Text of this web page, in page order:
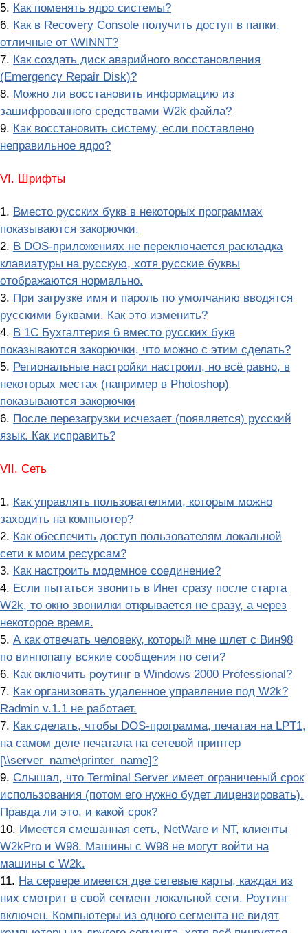
5. Как поменять ядро системы?
6. Как в Recovery Console получить доступ в папки,
отличные от \WINNT?
7. Как создать диск аварийного восстановления
(Emergency Repair Disk)?
8. Можно ли восстановить информацию из
зашифрованного средствами W2k файла?
9. Как восстановить систему, если поставлено
неправильное ядро?
VI. Шрифты
1. Вместо русских букв в некоторых программах
показываются закорючки.
2. В DOS-приложениях не переключается раскладка
клавиатуры на русскую, хотя русские буквы
отображаются нормально.
3. При загрузке имя и пароль по умолчанию вводятся
русскими буквами. Как это изменить?
4. В 1С Бухгалтерия 6 вместо русских букв
показываются закорючки, что можно с этим сделать?
5. Региональные настройки настроил, но всё равно, в
некоторых местах (например в Photoshop)
показываются закорючки
6. После перезагрузки исчезает (появляется) русский
язык. Как исправить?
VII. Сеть
1. Как управлять пользователями, которым можно
заходить на компьютер?
2. Как обеспечить доступ пользователям локальной
сети к моим ресурсам?
3. Как настроить модемное соединение?
4. Если пытаться звонить в Инет сразу после старта
W2k, то окно звонилки открывается не сразу, а через
некоторое время.
5. А как отвечать человеку, который мне шлет с Вин98
по винпопапу всякие сообщения по сети?
6. Как включить роутинг в Windows 2000 Professional?
7. Как организовать удаленное управление под W2k?
Radmin v.1.1 не pаботает.
7. Как сделать, чтобы DOS-программа, печатая на LPT1,
на самом деле печатала на сетевой пpинтеp
[\\server_name\printer_name]?
9. Слышал, что Terminal Server имеет ограниченый срок
использования (потом его нужно будет лицензировать).
Правда ли это, и какой срок?
10. Имеется смешанная сеть, NetWare и NT, клиенты
W2kPro и W98. Машины с W98 не могут войти на
машины с W2k.
11. На сервере имеется две сетевые карты, каждая из
них смотрит в свой сегмент локальной сети. Роутинг
включен. Компьютеры из одного сегмента не видят